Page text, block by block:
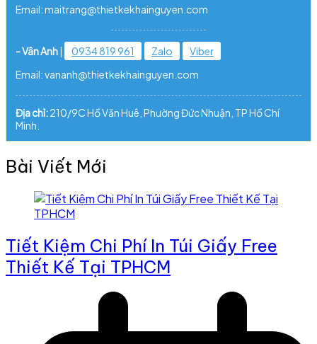
Email: maitrang@thietkekhainguyen.com
- Vân Anh| 0934 819 961 Zalo
Viber
Email: vananh@thietkekhainguyen.com
Địa chỉ:210/9C Hồ Văn Huê, Phường Đức Nhuận, TP Hồ Chí
Minh.
Bài Viết Mới
Tiết Kiệm Chi Phí In Túi Giấy Free
Thiết Kế Tại TPHCM